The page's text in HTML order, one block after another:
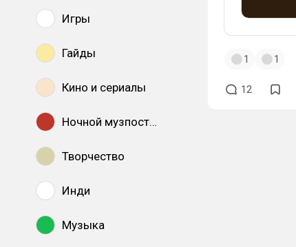
Игры
Гайды
Кино и сериалы
Ночной музпостинг
Творчество
Инди
Музыка
1 1
12